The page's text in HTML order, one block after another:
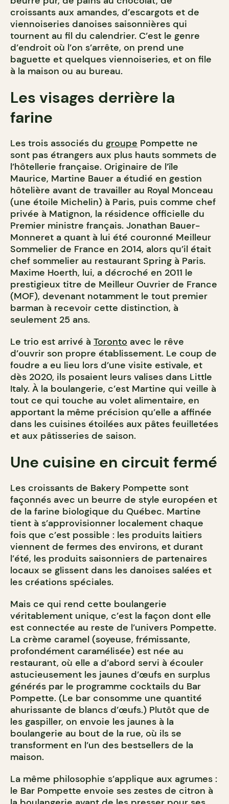
croissants aux amandes, d’escargots et de
viennoiseries danoises saisonnières qui
tournent au fil du calendrier. C’est le genre
d’endroit où l’on s’arrête, on prend une
baguette et quelques viennoiseries, et on file
à la maison ou au bureau.
Les visages derrière la
farine
Les trois associés du groupe Pompette ne
sont pas étrangers aux plus hauts sommets de
l’hôtellerie française. Originaire de l’île
Maurice, Martine Bauer a étudié en gestion
hôtelière avant de travailler au Royal Monceau
(une étoile Michelin) à Paris, puis comme chef
privée à Matignon, la résidence officielle du
Premier ministre français. Jonathan Bauer-
Monneret a quant à lui été couronné Meilleur
Sommelier de France en 2014, alors qu’il était
chef sommelier au restaurant Spring à Paris.
Maxime Hoerth, lui, a décroché en 2011 le
prestigieux titre de Meilleur Ouvrier de France
(MOF), devenant notamment le tout premier
barman à recevoir cette distinction, à
seulement 25 ans.
Le trio est arrivé à Toronto avec le rêve
d’ouvrir son propre établissement. Le coup de
foudre a eu lieu lors d’une visite estivale, et
dès 2020, ils posaient leurs valises dans Little
Italy. À la boulangerie, c’est Martine qui veille à
tout ce qui touche au volet alimentaire, en
apportant la même précision qu’elle a affinée
dans les cuisines étoilées aux pâtes feuilletées
et aux pâtisseries de saison.
Une cuisine en circuit fermé
Les croissants de Bakery Pompette sont
façonnés avec un beurre de style européen et
de la farine biologique du Québec. Martine
tient à s’approvisionner localement chaque
fois que c’est possible : les produits laitiers
viennent de fermes des environs, et durant
l’été, les produits saisonniers de partenaires
locaux se glissent dans les danoises salées et
les créations spéciales.
Mais ce qui rend cette boulangerie
véritablement unique, c’est la façon dont elle
est connectée au reste de l’univers Pompette.
La crème caramel (soyeuse, frémissante,
profondément caramélisée) est née au
restaurant, où elle a d’abord servi à écouler
astucieusement les jaunes d’œufs en surplus
générés par le programme cocktails du Bar
Pompette. (Le bar consomme une quantité
ahurissante de blancs d’œufs.) Plutôt que de
les gaspiller, on envoie les jaunes à la
boulangerie au bout de la rue, où ils se
transforment en l’un des bestsellers de la
maison.
La même philosophie s’applique aux agrumes :
le Bar Pompette envoie ses zestes de citron à